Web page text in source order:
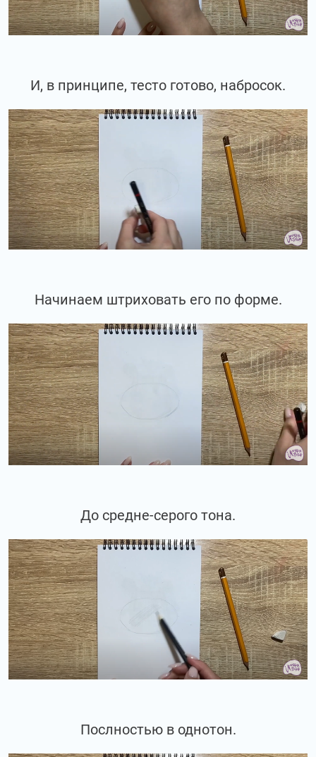
И, в принципе, тесто готово, набросок.
Начинаем штриховать его по форме.
До средне-серого тона.
Послностью в однотон.